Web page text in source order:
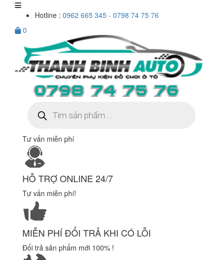
Hotline : 0962 665 345 - 0798 74 75 76
0
kiếm
sản
Tư vấn miễn phí
HỖ TRỢ ONLINE 24/7
Tư vấn miễn phí!
MIỄN PHÍ ĐỔI TRẢ KHI CÓ LỖI
Đổi trả sản phẩm mới 100% !